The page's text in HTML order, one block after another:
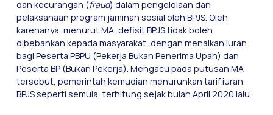
dan kecurangan (fraud) dalam pengelolaan dan
pelaksanaan program jaminan sosial oleh BPJS. Oleh
karenanya, menurut MA, defisit BPJS tidak boleh
dibebankan kepada masyarakat, dengan menaikan iuran
bagi Peserta PBPU (Pekerja Bukan Penerima Upah) dan
Peserta BP (Bukan Pekerja). Mengacu pada putusan MA
tersebut, pemerintah kemudian menurunkan tarif iuran
BPJS seperti semula, terhitung sejak bulan April 2020 lalu.